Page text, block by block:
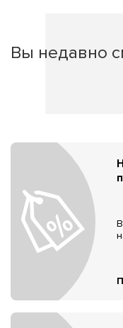
Вы недавно